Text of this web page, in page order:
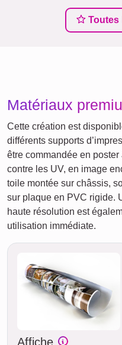
Toutes
Matériaux
Cette création est
différents supports
être commandée en
contre les UV, en image
toile montée sur châssis,
sur plaque en PVC rigide.
haute résolution est
utilisation immédiate.
Affiche